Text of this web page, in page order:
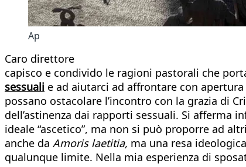
Ap
Caro direttore
capisco e condivido le ragioni pastorali che
sessuali e ad aiutarci ad affrontare con
possano ostacolare l’incontro con la grazia di
dell’astinenza dai rapporti sessuali. Si afferma
ideale “ascetico”, ma non si può proporre ad
anche da Amoris laetitia, ma una resa
qualunque limite. Nella mia esperienza di